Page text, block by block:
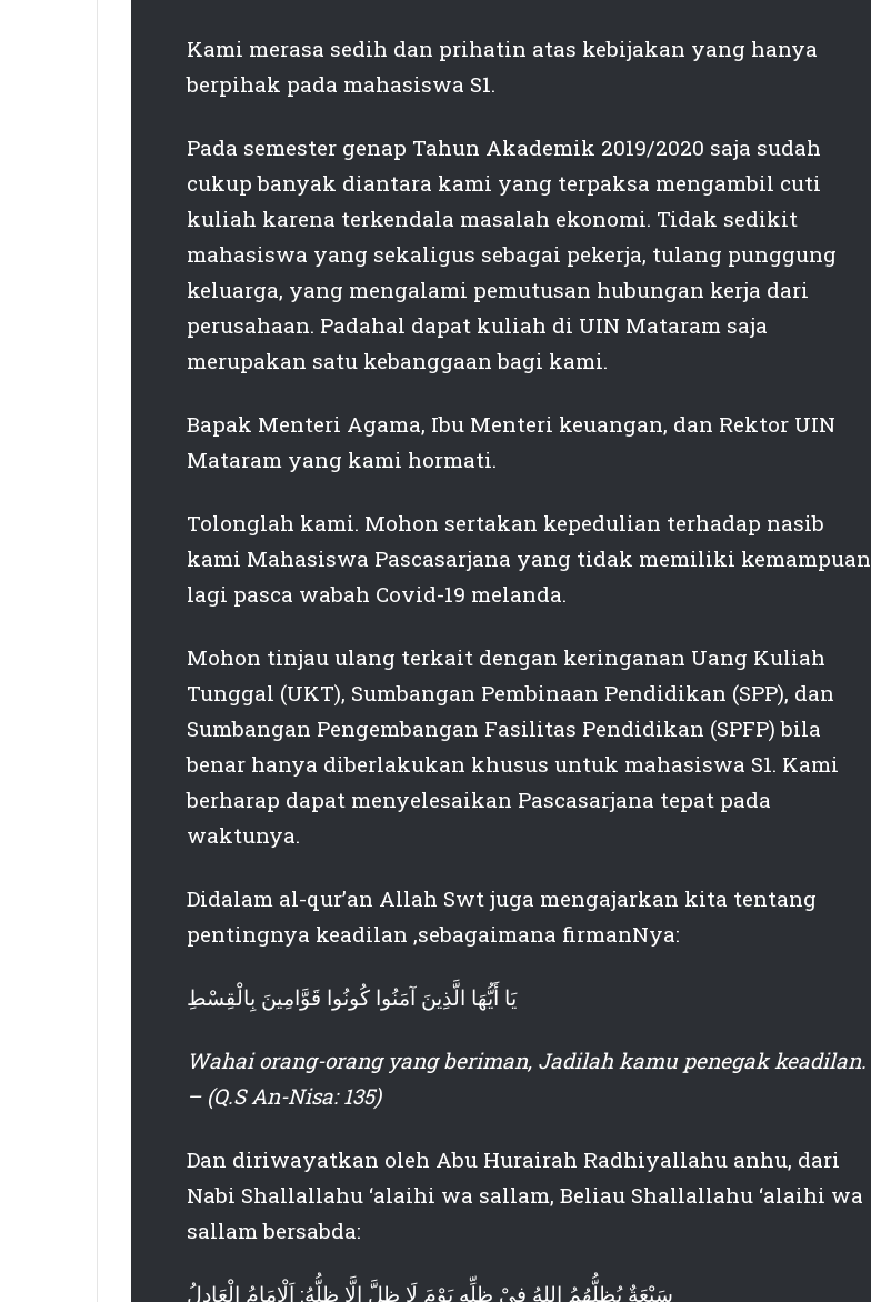
Kami merasa sedih dan prihatin atas kebijakan yang hanya
berpihak pada mahasiswa S1.
Pada semester genap Tahun Akademik 2019/2020 saja sudah
cukup banyak diantara kami yang terpaksa mengambil cuti
kuliah karena terkendala masalah ekonomi. Tidak sedikit
mahasiswa yang sekaligus sebagai pekerja, tulang punggung
keluarga, yang mengalami pemutusan hubungan kerja dari
perusahaan. Padahal dapat kuliah di UIN Mataram saja
merupakan satu kebanggaan bagi kami.
Bapak Menteri Agama, Ibu Menteri keuangan, dan Rektor UIN
Mataram yang kami hormati.
Tolonglah kami. Mohon sertakan kepedulian terhadap nasib
kami Mahasiswa Pascasarjana yang tidak memiliki kemampuan
lagi pasca wabah Covid-19 melanda.
Mohon tinjau ulang terkait dengan keringanan Uang Kuliah
Tunggal (UKT), Sumbangan Pembinaan Pendidikan (SPP), dan
Sumbangan Pengembangan Fasilitas Pendidikan (SPFP) bila
benar hanya diberlakukan khusus untuk mahasiswa S1. Kami
berharap dapat menyelesaikan Pascasarjana tepat pada
waktunya.
Didalam al-qur’an Allah Swt juga mengajarkan kita tentang
pentingnya keadilan ,sebagaimana firmanNya:
يَا أَيُّهَا الَّذِينَ آمَنُوا كُونُوا قَوَّامِينَ بِالْقِسْطِ
Wahai orang-orang yang beriman, Jadilah kamu penegak keadilan.
– (Q.S An-Nisa: 135)
Dan diriwayatkan oleh Abu Hurairah Radhiyallahu anhu, dari
Nabi Shallallahu ‘alaihi wa sallam, Beliau Shallallahu ‘alaihi wa
sallam bersabda:
سَبْعَةٌ يُظِلُّهُمُ اللهُ فِيْ ظِلِّهِ يَوْمَ لَا ظِلَّ إِلَّا ظِلُّهُ: اَلْإِمَامُ الْعَادِلُ